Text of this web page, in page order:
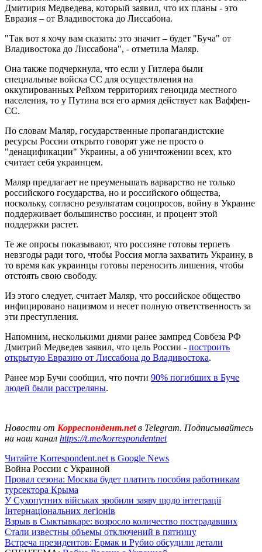
Дмитирия Медведева, который заявил, что их планы - это
Евразия – от Владивостока до Лиссабона.
"Так вот я хочу вам сказать: это значит – будет "Буча" от
Владивостока до Лиссабона", - отметила Маляр.
Она также подчеркнула, что если у Гитлера были
специальные войска СС для осуществления на
оккупированных Рейхом территориях геноцида местного
населения, то у Путина вся его армия действует как Ваффен-
СС.
По словам Маляр, государственные пропагандистские
ресурсы России открыто говорят уже не просто о
"денацификации" Украины, а об уничтожении всех, кто
считает себя украинцем.
Маляр предлагает не преуменьшать варварство не только
российского государства, но и российского общества,
поскольку, согласно результатам соцопросов, войну в Украине
поддерживает большинство россиян, и процент этой
поддержки растет.
Те же опросы показывают, что россияне готовы терпеть
невзгоды ради того, чтобы Россия могла захватить Украину, в
то время как украинцы готовы переносить лишения, чтобы
отстоять свою свободу.
Из этого следует, считает Маляр, что российское общество
инфицировано нацизмом и несет полную ответственность за
эти преступления.
Напомним, несколькими днями ранее зампред Совбеза РФ
Дмитрий Медведев заявил, что цель России - построить
открытую Евразию от Лиссабона до Владивостока.
Ранее мэр Бучи сообщил, что почти 90% погибших в Буче
людей были расстреляны.
Новости от Корреспондент.netв Telegram. Подписывайтесь
на наш канал https://t.me/korrespondentnet
Читайте Korrespondent.net в Google News
Война России с Украиной
Провал сезона: Москва будет платить пособия работникам
турсектора Крыма
У Сухопутних військах зробили заяву щодо інтеграції
Інтернаціональних легіонів
Взрыв в Сыктывкаре: возросло количество пострадавших
Стали известны объемы отключений в пятницу
Встреча президентов: Ермак и Рубио обсудили детали